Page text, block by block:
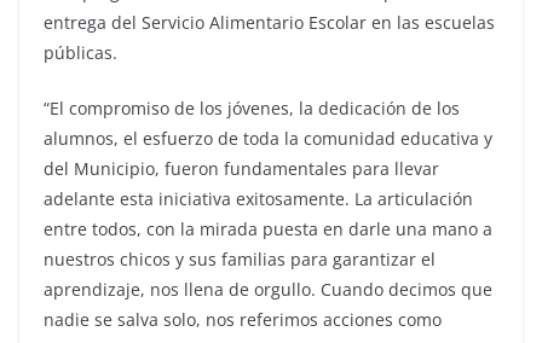
entrega del Servicio Alimentario Escolar en las escuelas
públicas.
“El compromiso de los jóvenes, la dedicación de los
alumnos, el esfuerzo de toda la comunidad educativa y
del Municipio, fueron fundamentales para llevar
adelante esta iniciativa exitosamente. La articulación
entre todos, con la mirada puesta en darle una mano a
nuestros chicos y sus familias para garantizar el
aprendizaje, nos llena de orgullo. Cuando decimos que
nadie se salva solo, nos referimos acciones como